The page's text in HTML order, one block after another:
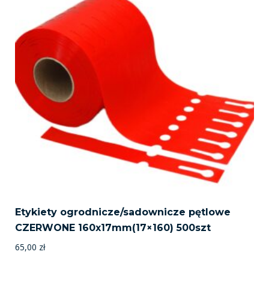
Etykiety ogrodnicze/sadownicze pętlowe
CZERWONE 160x17mm(17×160) 500szt
65,00 zł